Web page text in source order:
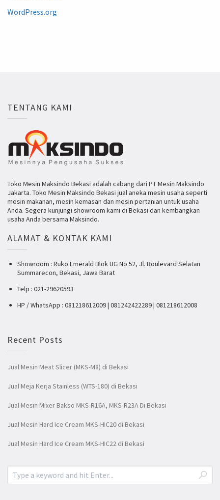
WordPress.org
TENTANG KAMI
Toko Mesin Maksindo Bekasi adalah cabang dari PT Mesin Maksindo
Jakarta. Toko Mesin Maksindo Bekasi jual aneka mesin usaha seperti
mesin makanan, mesin kemasan dan mesin pertanian untuk usaha
Anda. Segera kunjungi showroom kami di Bekasi dan kembangkan
usaha Anda bersama Maksindo.
ALAMAT & KONTAK KAMI
Showroom : Ruko Emerald Blok UG No 52, Jl. Boulevard Selatan
Summarecon, Bekasi, Jawa Barat
Telp : 021-29620593
HP / WhatsApp : 081218612009 | 081242422289 | 081218612008
Recent Posts
Jual Mesin Meat Slicer (MKS-M8) di Bekasi
Jual Meja Kerja Stainless (WTS-180) di Bekasi
Jual Mesin Mixer Bakso MKS-R16A, MKS-R23A Di Bekasi
Jual Mesin Hard Ice Cream MKS-HIC20 di Bekasi
Jual Mesin Hard Ice Cream MKS-HIC22 di Bekasi